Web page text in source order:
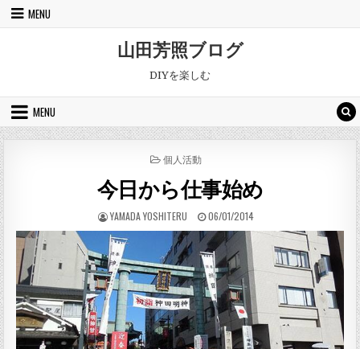
Skip to content
MENU
山田芳照ブログ
DIYを楽しむ
MENU
POSTED IN
個人活動
今日から仕事始め
AUTHOR:
YAMADA YOSHITERU PUBLISHED DATE:
06/01/2014